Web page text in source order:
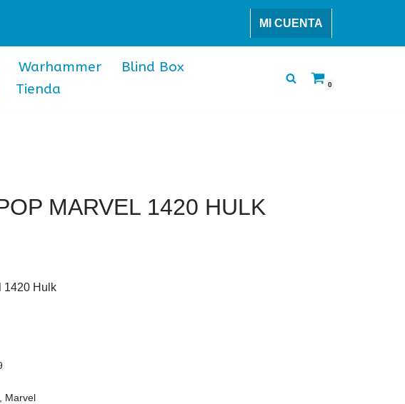
MI CUENTA
Warhammer
Blind Box
Tienda 0
MARVEL 1420 HULK
1420 Hulk
Marvel